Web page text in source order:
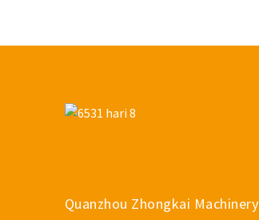
Quanzhou Zhongkai Machinery